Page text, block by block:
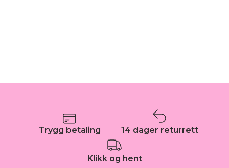
Trygg betaling 14 dager returrett
Klikk og hent